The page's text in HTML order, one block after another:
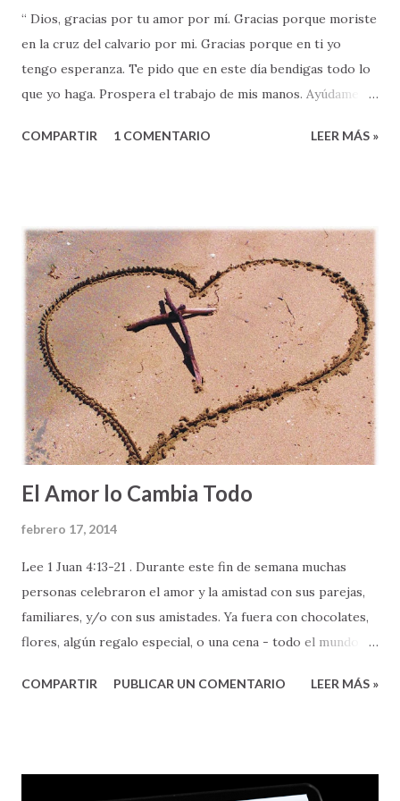
“ Dios, gracias por tu amor por mí. Gracias porque moriste
en la cruz del calvario por mi. Gracias porque en ti yo
tengo esperanza. Te pido que en este día bendigas todo lo
que yo haga. Prospera el trabajo de mis manos. Ayúdame a
corazón. Cambia a toda la gente que me trata de hacer
compartirles pudiera parecernos hermosa, ¿verdad? De
hecho, algunos pudieran hasta decir, “se parece mucho a la
forma en que yo oro”. Otros/as, tal vez pensaron, “que
bueno sería si yo pudiera orar así”, pues pensamos que
nuestra vida sería mucho mejor si pudiéramos orar con
tanta elocuencia y apertura delante de Dios. Pero saben
algo: HAY ALGO QUE ESTA MUY MAL en esta plegaria a
Dios. ¿Alguien se dio cuenta? ¿Saben lo que está mal?
Sencillo, esta oración tiene demasiado ...
COMPARTIR 1 COMENTARIO LEER MÁS »
El Amor lo Cambia Todo
febrero 17, 2014
Lee 1 Juan 4:13-21 . Durante este fin de semana muchas
personas celebraron el amor y la amistad con sus parejas,
familiares, y/o con sus amistades. Ya fuera con chocolates,
flores, algún regalo especial, o una cena - todo el mundo
que podemos reflexionar sobre el amor, hay una cualidad
nuestra perspectiva de vida. Pero, les aclaro que el amor al
COMPARTIR PUBLICAR UN COMENTARIO LEER MÁS »